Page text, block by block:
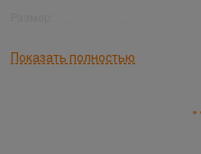
Показать полностью